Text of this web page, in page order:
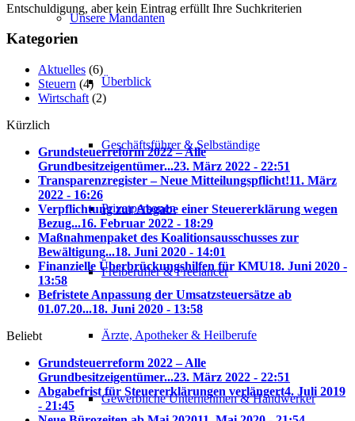
Unsere Mandanten
Überblick
Geschäftsführer & Selbständige
Privatpersonen
Freiberufler & Freelancer
Ärzte, Apotheker & Heilberufe
Gewerbliche Unternehmen & Handwerker
Entschuldigung, aber kein Eintrag erfüllt Ihre Suchkriterien
Kategorien
Aktuelles (6)
Steuern (4)
Wirtschaft (2)
Kürzlich
Grundsteuerreform 2022 – Alle
Grundbesitzeigentümer...23. März 2022 - 22:51
Transparenzregister – Neue Mitteilungspflicht!11. März
2022 - 16:26
Verpflichtung zur Abgabe einer Steuererklärung wegen
Bezug...16. Februar 2022 - 18:29
Maßnahmenpaket des Koalitionsausschusses zur
Bewältigung...18. Juni 2020 - 14:01
Finanzielle Überbrückungshilfen für KMU18. Juni 2020 -
13:58
Befristete Anpassung der Umsatzsteuersätze ab
01.07.20...18. Juni 2020 - 13:58
Beliebt
Grundsteuerreform 2022 – Alle
Grundbesitzeigentümer...23. März 2022 - 22:51
Abgabefrist für Steuererklärungen verlängert4. Juli 2019
- 21:45